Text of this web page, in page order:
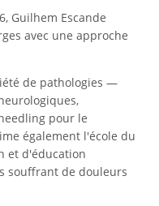
Guilhem Escande
avec une approche
de pathologies —
pour le
également l'école du
et d'éducation
souffrant de douleurs